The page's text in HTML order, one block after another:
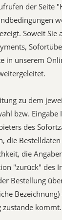
der Seite
Soweit Sie
in unserem
zu dem
bzw.
des
die
die
"zurück" des
Bestellung
kommt.